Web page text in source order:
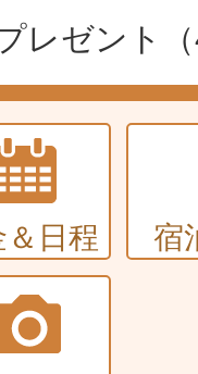
レゼント
日程 宿